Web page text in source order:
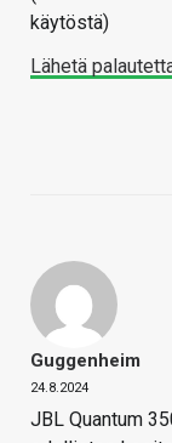
käytöstä)
Lähetä
Guggenheim
24.8.2024
JBL Quantum